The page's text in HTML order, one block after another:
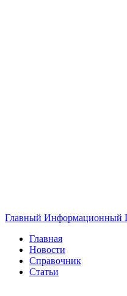
Главный Информационный
Главная
Новости
Справочник
Статьи